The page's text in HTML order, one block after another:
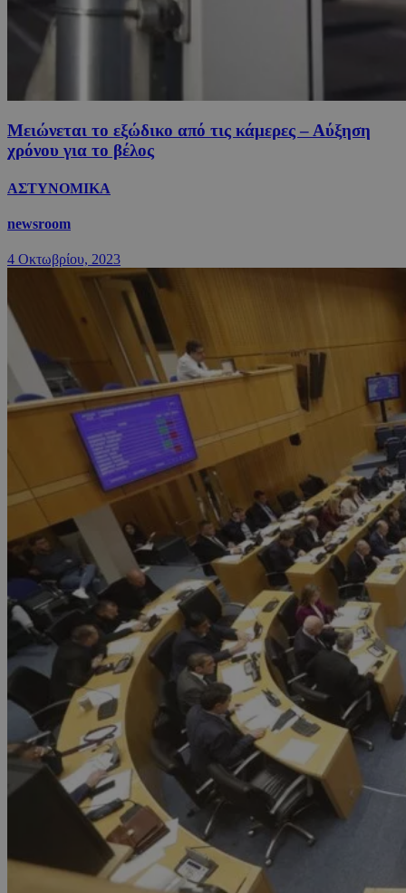
Μειώνεται το εξώδικο από τις κάμερες – Αύξηση
χρόνου για το βέλος
ΑΣΤΥΝΟΜΙΚΑ
newsroom
4 Οκτωβρίου, 2023